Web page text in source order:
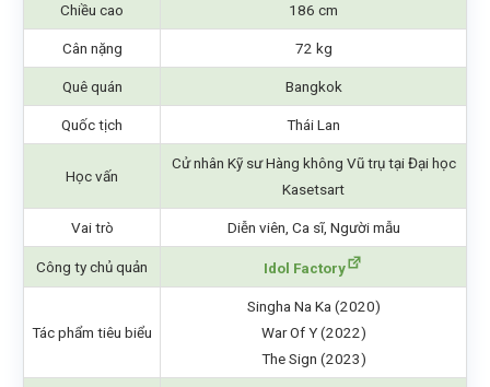
Chiều cao 186 cm
Cân nặng 72 kg
Quê quán Bangkok
Quốc tịch Thái Lan
Học vấn
Cử nhân Kỹ sư Hàng không Vũ trụ tại Đại học
Kasetsart
Vai trò Diễn viên, Ca sĩ, Người mẫu
Công ty chủ quản Idol Factory
Tác phẩm tiêu biểu
Singha Na Ka (2020)
War Of Y (2022)
The Sign (2023)